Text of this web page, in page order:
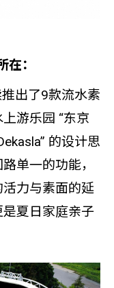
：
出了9款流水素
游乐园 “东京
的设计思
单一的功能，
力与素面的延
夏日家庭亲子